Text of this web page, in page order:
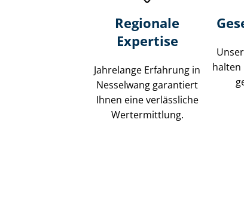
Regionale
Expertise
Jahrelange Erfahrung in
Nesselwang garantiert
Ihnen eine verlässliche
Wertermittlung.
halten